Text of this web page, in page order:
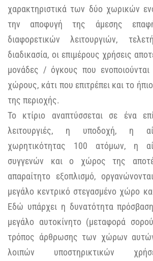
χαρακτηριστικά των δύο χωρικών
την αποφυγή της άμεσης
διαφορετικών λειτουργιών,
διαδικασία, οι επιμέρους χρήσεις
μονάδες / όγκους που ενοποιούνται
χώρους, κάτι που επιτρέπει και το
της περιοχής.
Το κτίριο αναπτύσσεται σε ένα
λειτουργιές, η υποδοχή, η
χωρητικότητας 100 ατόμων, η
συγγενών και ο χώρος της
απαραίτητο εξοπλισμό,
μεγάλο κεντρικό στεγασμένο χώρο
Εδώ υπάρχει η δυνατότητα
μεγάλο αυτοκίνητο (μεταφορά
τρόπος άρθρωσης των χώρων
λοιπών υποστηρικτικών